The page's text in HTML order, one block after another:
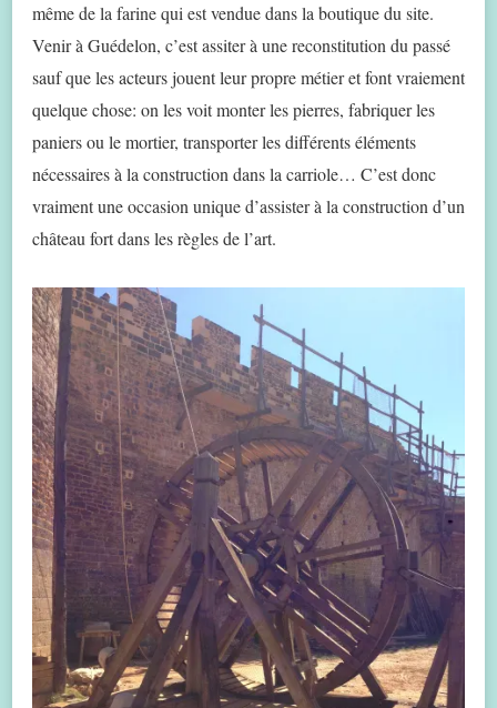
même de la farine qui est vendue dans la boutique du site.
Venir à Guédelon, c’est assiter à une reconstitution du passé
sauf que les acteurs jouent leur propre métier et font vraiement
quelque chose: on les voit monter les pierres, fabriquer les
paniers ou le mortier, transporter les différents éléments
nécessaires à la construction dans la carriole… C’est donc
vraiment une occasion unique d’assister à la construction d’un
château fort dans les règles de l’art.